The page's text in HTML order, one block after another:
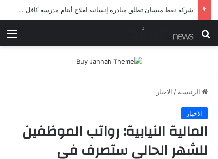
شرطة ميسان تلقي القبض على مطلقي العيارات النارية أثناء تشييع جنائزي في العمارة
بحث عن
الرئيسية / الاخبار
الاخبار
المالية النيابية: رواتب الموظفين
للشهر الحالي ستصرف في